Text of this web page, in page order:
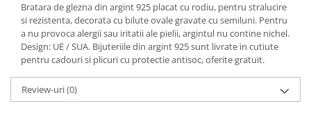
Bratara de glezna din argint 925 placat cu rodiu, pentru stralucire
si rezistenta, decorata cu bilute ovale gravate cu semiluni. Pentru
a nu provoca alergii sau iritatii ale pielii, argintul nu contine nichel.
Design: UE / SUA. Bijuteriile din argint 925 sunt livrate in cutiute
pentru cadouri si plicuri cu protectie antisoc, oferite gratuit.
Review-uri(0)